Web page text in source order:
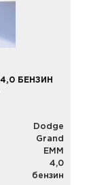
4,0 БЕНЗИН
Dodge
Grand
EMM
4,0
бензин